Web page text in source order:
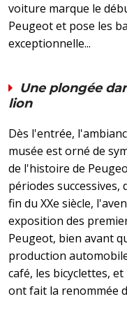
voiture marque le
Peugeot et pose les
exceptionnelle...
Une plongée
lion
Dès l'entrée,
musée est orné de
de l'histoire de
périodes successives,
fin du XXe siècle,
exposition des
Peugeot, bien avant
production
café, les bicyclettes,
ont fait la renommée